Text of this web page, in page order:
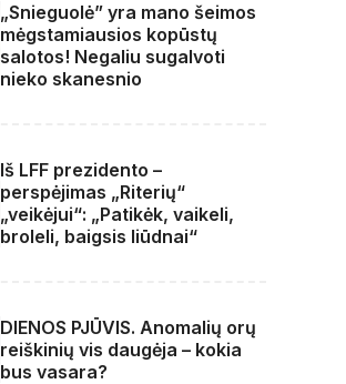
„Snieguolė” yra mano šeimos
mėgstamiausios kopūstų
salotos! Negaliu sugalvoti
nieko skanesnio
Iš LFF prezidento –
perspėjimas „Riterių“
„veikėjui“: „Patikėk, vaikeli,
broleli, baigsis liūdnai“
DIENOS PJŪVIS. Anomalių orų
reiškinių vis daugėja – kokia
bus vasara?